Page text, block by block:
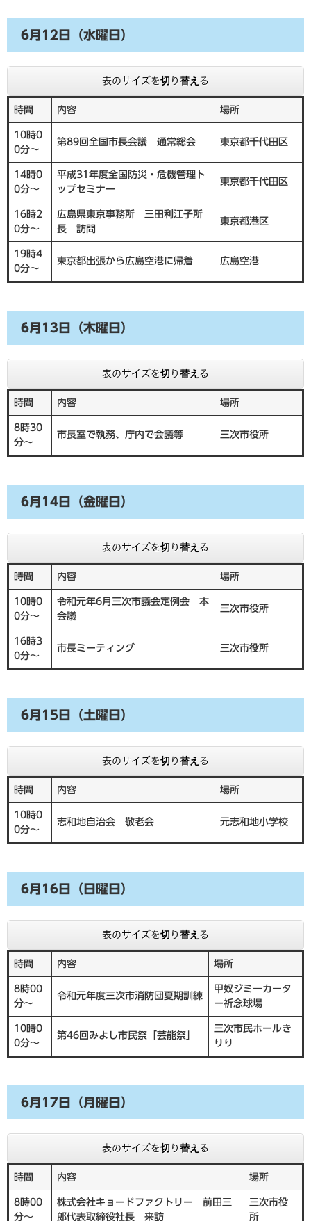
6月12日（水曜日）
表のサイズを切り替える
時間 内容 場所
10時0
0分～
第89回全国市長会議 通常総会 東京都千代田区
14時0
0分～
平成31年度全国防災・危機管理ト
ップセミナー
東京都千代田区
16時2
0分～
広島県東京事務所 三田利江子所
長 訪問
東京都港区
19時4
0分～
東京都出張から広島空港に帰着 広島空港
6月13日（木曜日）
表のサイズを切り替える
時間 内容 場所
8時30
分～
市長室で執務、庁内で会議等 三次市役所
6月14日（金曜日）
表のサイズを切り替える
時間 内容 場所
10時0
0分～
令和元年6月三次市議会定例会 本
会議
三次市役所
16時3
0分～
市長ミーティング 三次市役所
6月15日（土曜日）
表のサイズを切り替える
時間 内容 場所
10時0
0分～
志和地自治会 敬老会 元志和地小学校
6月16日（日曜日）
表のサイズを切り替える
時間 内容 場所
8時00
分～
令和元年度三次市消防団夏期訓練
甲奴ジミーカータ
ー祈念球場
10時0
0分～
第46回みよし市民祭「芸能祭」
三次市民ホールき
りり
6月17日（月曜日）
表のサイズを切り替える
時間 内容 場所
8時00
分～
株式会社キョードファクトリー 前田三
郎代表取締役社長 来訪
三次市役
所